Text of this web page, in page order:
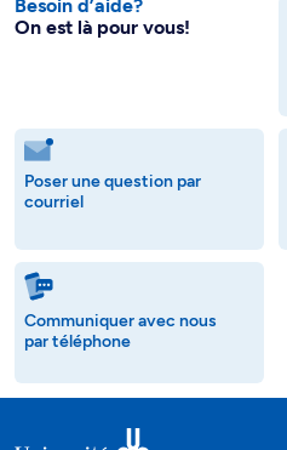
Besoin d’aide?
On est là pour vous!
Poser une question par
courriel
Communiquer avec nous
par téléphone